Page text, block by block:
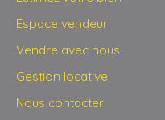
Espace vendeur
Vendre avec nous
Gestion locative
Nous contacter